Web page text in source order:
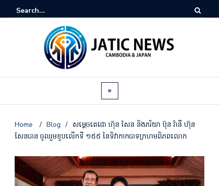
Home / Blog / សម្ដេចតេជោ ហ៊ុន សែន និងភរិយា ប៊ុន រ៉ានី ហ៊ុន
សែនបាន ចូលរួមខួបលើកទី ១៥៥ នៃទិវាកាកបាទក្រហមពិភពលោក